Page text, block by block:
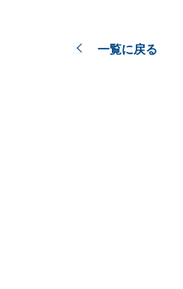
一覧に戻る